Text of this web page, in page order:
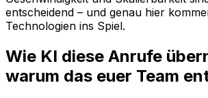
entscheidend – und genau hier
Technologien ins Spiel.
Wie KI diese Anrufe
warum das euer Team